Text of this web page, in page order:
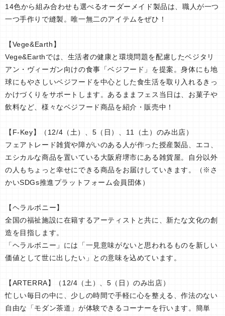
14色から組み合わせも選べるオーダーメイド製品は、職人が一つ
一つ手作りで縫製。唯一無二のアイテムをぜひ！
【Vege&Earth】
Vege&Earthでは、生活者の健康と環境問題を配慮したベジタリ
アン・ヴィーガン向けの食事「ベジフード」を提案。身体にも地
球にもやさしいベジフードを中心とした食生活を取り入れるきっ
かけづくりをサポートします。あるままフェス当日は、お菓子や
飲料など、様々なベジフード商品を紹介・販売中！
【F-Key】（12/4（土）、5（日）、11（土）のみ出店）
フェアトレード雑貨や障がいのある人が作った授産製品、エコ、
エシカルな商品を置いている大阪府堺市にある雑貨屋。自分以外
の人もちょっと幸せにできる商品をお届けしていきます。（※さ
かいSDGs推進プラットフォーム会員団体）
【ヘラルボニー】
全国の福祉施設に在籍するアーティストと共に、新たな文化の創
造を目指します。
「ヘラルボニー」には「一見意味がないと思われるものを新しい
価値として世に出したい」との意味を込めています。
【ARTERRA】（12/4（土）、5（日）のみ出店）
忙しい毎日の中に、少しの時間で手軽に心を整える、作法のない
自由な「モダン茶道」が体験できるコーナーを行います。簡単